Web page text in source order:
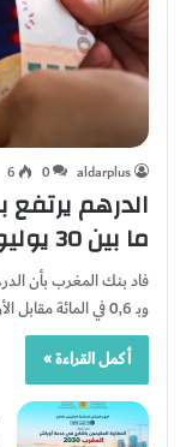
aldarplus
0
6
ما بين 30 يوليوز و5 غشت (بنك المغرب)
وبـ 0,6 في المائة مقابل الأورو، وذلك…
أكمل القراءة »